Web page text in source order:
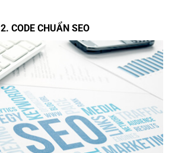
2. CODE CHUẨN SEO